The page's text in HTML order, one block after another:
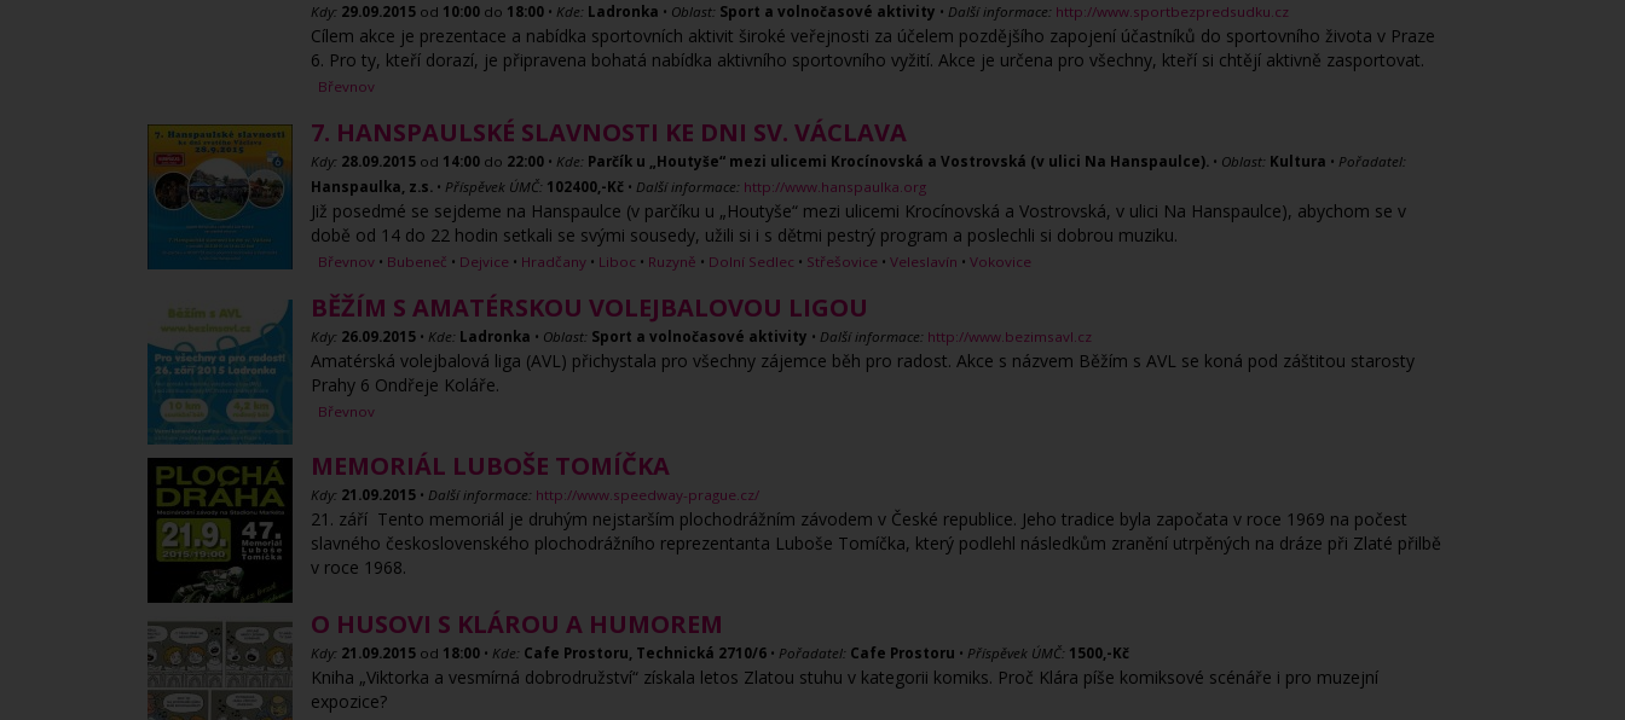
Kdy: 29.09.2015 od 10:00 do 18:00 • Kde: Ladronka • Oblast: Sport a volnočasové aktivity • Další informace: http://www.sportbezpredsudku.cz
Cílem akce je prezentace a nabídka sportovních aktivit široké veřejnosti za účelem pozdějšího zapojení účastníků do sportovního života v Praze
6. Pro ty, kteří dorazí, je připravena bohatá nabídka aktivního sportovního vyžití. Akce je určena pro všechny, kteří si chtějí aktivně zasportovat.
Břevnov
7. HANSPAULSKÉ SLAVNOSTI KE DNI SV. VÁCLAVA
Kdy: 28.09.2015 od 14:00 do 22:00 • Kde: Parčík u „Houtyše“ mezi ulicemi Krocínovská a Vostrovská (v ulici Na Hanspaulce). • Oblast: Kultura • Pořadatel:
Hanspaulka, z.s. • Příspěvek ÚMČ: 102400,-Kč • Další informace: http://www.hanspaulka.org
Již posedmé se sejdeme na Hanspaulce (v parčíku u „Houtyše“ mezi ulicemi Krocínovská a Vostrovská, v ulici Na Hanspaulce), abychom se v
době od 14 do 22 hodin setkali se svými sousedy, užili si i s dětmi pestrý program a poslechli si dobrou muziku.
Břevnov • Bubeneč • Dejvice • Hradčany • Liboc • Ruzyně • Dolní Sedlec • Střešovice • Veleslavín • Vokovice
BĚŽÍM S AMATÉRSKOU VOLEJBALOVOU LIGOU
Kdy: 26.09.2015 • Kde: Ladronka • Oblast: Sport a volnočasové aktivity • Další informace: http://www.bezimsavl.cz
Amatérská volejbalová liga (AVL) přichystala pro všechny zájemce běh pro radost. Akce s názvem Běžím s AVL se koná pod záštitou starosty
Prahy 6 Ondřeje Koláře.
Břevnov
MEMORIÁL LUBOŠE TOMÍČKA
Kdy: 21.09.2015 • Další informace: http://www.speedway-prague.cz/
21. září Tento memoriál je druhým nejstarším plochodrážním závodem v České republice. Jeho tradice byla započata v roce 1969 na počest
slavného československého plochodrážního reprezentanta Luboše Tomíčka, který podlehl následkům zranění utrpěných na dráze při Zlaté přilbě
v roce 1968.
O HUSOVI S KLÁROU A HUMOREM
Kdy: 21.09.2015 od 18:00 • Kde: Cafe Prostoru, Technická 2710/6 • Pořadatel: Cafe Prostoru • Příspěvek ÚMČ: 1500,-Kč
Kniha „Viktorka a vesmírná dobrodružství“ získala letos Zlatou stuhu v kategorii komiks. Proč Klára píše komiksové scénáře i pro muzejní
expozice?